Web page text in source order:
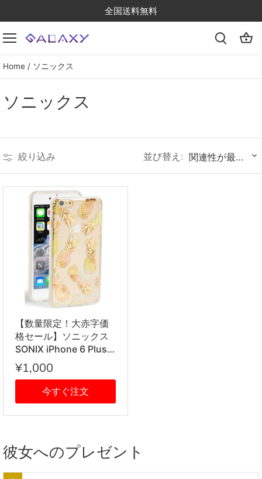
to
content
全国送料無料
Home / ソニックス
ソニックス
絞り込み 並び替え: 関連性が最も高い
【数量限定！大赤字価
格セール】ソニックス
SONIX iPhone 6 Plus /
iPhone 6s Plus ケース
Liana (Peach) アイフ
ォン6 アイフォン6s パ
イナップル パインアッ
プル クリア＋レインボ
イフォン6プラスケース
¥1,000
今すぐ注文
彼女へのプレゼント